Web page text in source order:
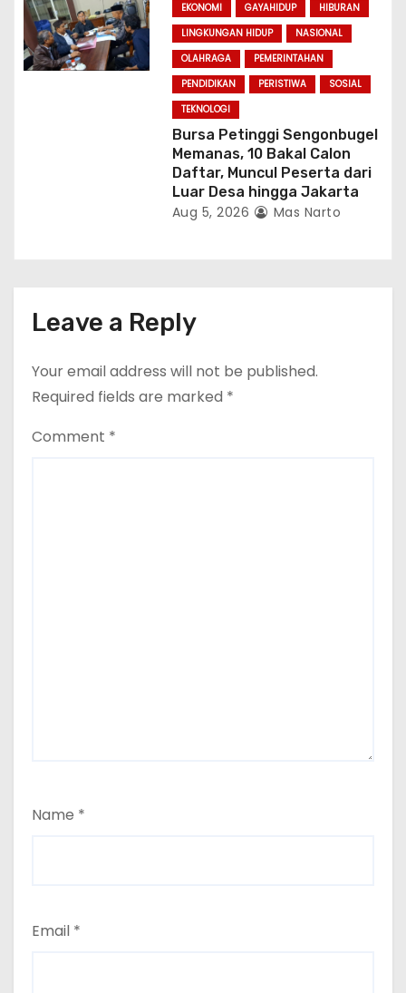
EKONOMI GAYAHIDUP
HIBURAN
LINGKUNGAN HIDUP
NASIONAL
OLAHRAGA
PEMERINTAHAN
PENDIDIKAN
PERISTIWA
SOSIAL
TEKNOLOGI
Bursa Petinggi Sengonbugel
Memanas, 10 Bakal Calon
Daftar, Muncul Peserta dari
Luar Desa hingga Jakarta
Aug 5, 2026 Mas Narto
Leave a Reply
Your email address will not be published.
Required fields are marked *
Comment *
Name *
Email *